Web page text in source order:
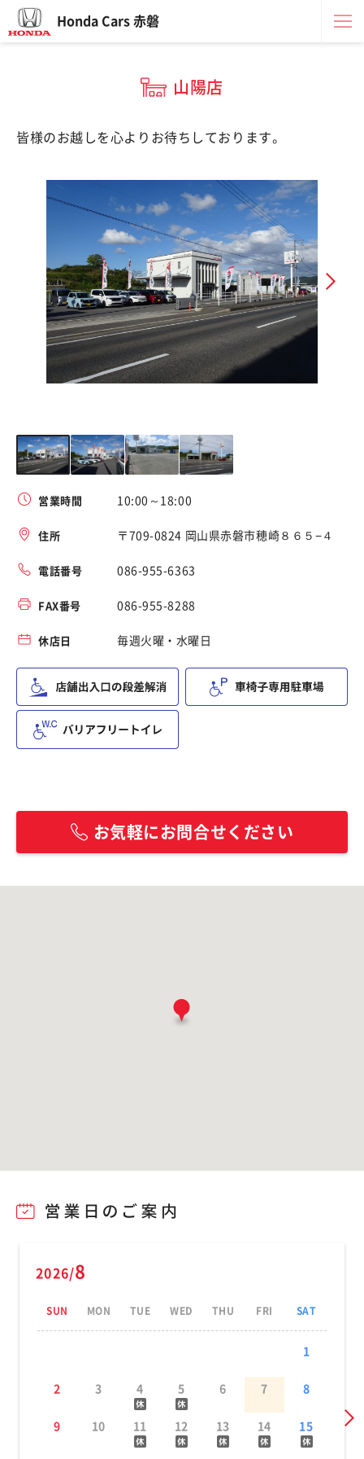
Honda Cars 赤磐
山陽店
皆様のお越しを心よりお待ちしております。
営業時間 10:00～18:00
住所 〒709-0824 岡山県赤磐市穂崎８６５−４
電話番号 086-955-6363
FAX番号 086-955-8288
休店日 毎週火曜・水曜日
お気軽にお問合せください
2026/8
SUN MON TUE WED THU FRI SAT
1
2 3 4 5 6 7 8
9 10 11 12 13 14 15